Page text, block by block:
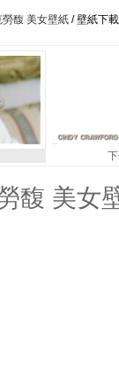
馥 美女壁紙 / 壁紙下載
馥 美女